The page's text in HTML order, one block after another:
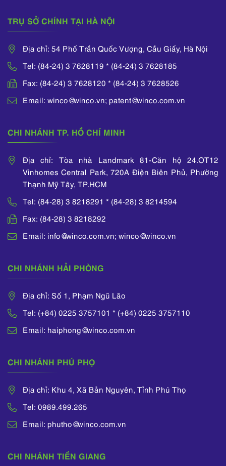
TRỤ SỞ CHÍNH TẠI HÀ NỘI
Địa chỉ: 54 Phố Trần Quốc Vượng, Cầu Giấy, Hà Nội
Tel: (84-24) 3 7628119 * (84-24) 3 7628185
Fax: (84-24) 3 7628120 * (84-24) 3 7628526
Email: winco@winco.vn; patent@winco.com.vn
CHI NHÁNH TP. HỒ CHÍ MINH
Địa chỉ: Tòa nhà Landmark 81-Căn hộ 24.OT12
Vinhomes Central Park, 720A Điện Biên Phủ, Phường
Thạnh Mỹ Tây, TP.HCM
Tel: (84-28) 3 8218291 * (84-28) 3 8214594
Fax: (84-28) 3 8218292
Email: info@winco.com.vn; winco@winco.vn
CHI NHÁNH HẢI PHÒNG
Địa chỉ: Số 1, Phạm Ngũ Lão
Tel: (+84) 0225 3757101 * (+84) 0225 3757110
Email: haiphong@winco.com.vn
CHI NHÁNH PHÚ PHỌ
Địa chỉ: Khu 4, Xã Bản Nguyên, Tỉnh Phú Thọ
Tel: 0989.499.265
Email: phutho@winco.com.vn
CHI NHÁNH TIỀN GIANG